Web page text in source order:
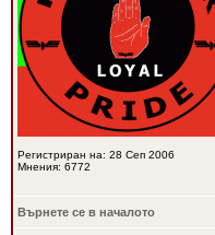
Регистриран на: 28 Сеп 2006
Мнения: 6772
Върнете се в началото